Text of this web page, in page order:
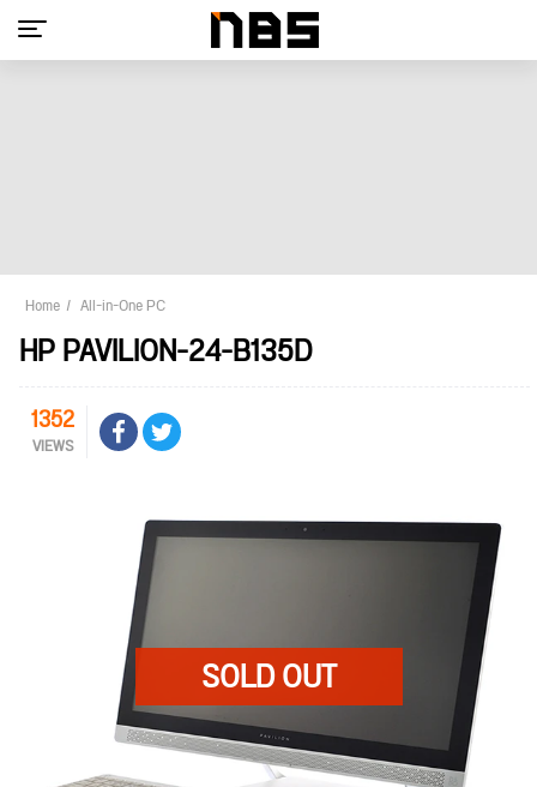
Home All-in-One PC
HP PAVILION-24-B135D
1352
VIEWS